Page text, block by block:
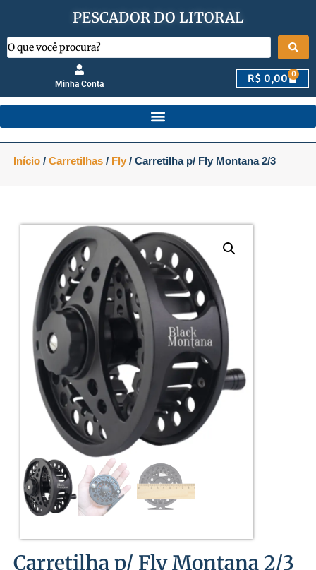
PESCADOR DO LITORAL
Minha Conta R$ 0,00 0
Início/ Carretilhas/ Fly/ Carretilha p/ Fly Montana 2/3
Carretilha p/ Fly Montana 2/3